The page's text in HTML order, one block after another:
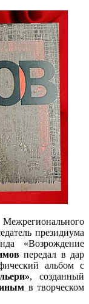
президиума
«Возрождение
передал в дар
альбом с
, созданный
в творческом